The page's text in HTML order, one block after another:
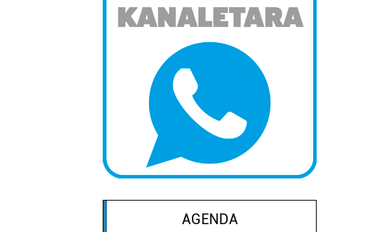
AGENDA